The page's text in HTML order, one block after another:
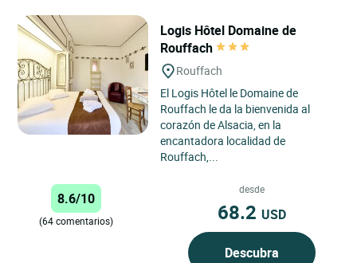
Logis Hôtel Domaine de
Rouffach
Rouffach
El Logis Hôtel le Domaine de
Rouffach le da la bienvenida al
corazón de Alsacia, en la
encantadora localidad de
Rouffach,...
8.6/10
(64 comentarios)
desde
68.2 USD
Descubra